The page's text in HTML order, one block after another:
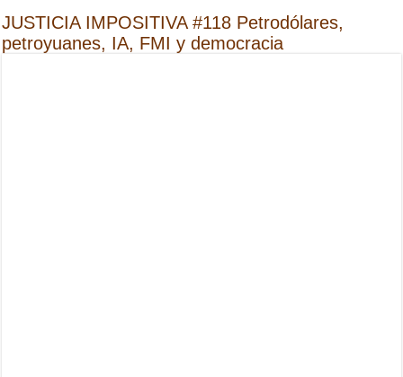
JUSTICIA IMPOSITIVA #118 Petrodólares,
petroyuanes, IA, FMI y democracia